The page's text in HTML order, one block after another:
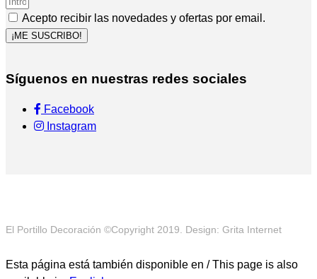
Acepto recibir las novedades y ofertas por email.
¡ME SUSCRIBO!
Síguenos en nuestras redes sociales
Facebook
Instagram
El Portillo Decoración ©Copyright 2019. Design: Grita Internet
Esta página está también disponible en / This page is also